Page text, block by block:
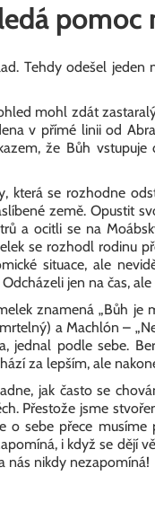
pomoc
Tehdy odešel
mohl zdát
v přímé linii od
že Bůh
která se rozhodne
země. Opustit
a ocitli se na
se rozhodl rodinu
situace, ale
jen na čas,
znamená „Bůh je
a Machlón –
jednal podle sebe.
za lepším, ale
jak často se
Přestože jsme
o sebe přece
i když se dějí
nás nikdy nezapomíná!